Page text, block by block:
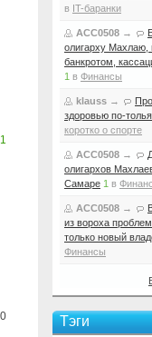
0
в IT-баранки
ACC0508 →
олигарху Махлаю,
банкротом,
1 в Финансы
klauss →
здоровью по-
коротко о спорте
ACC0508 →
олигархов
Самаре 1 в
ACC0508 →
из вороха
только новый
Финансы
Тэги